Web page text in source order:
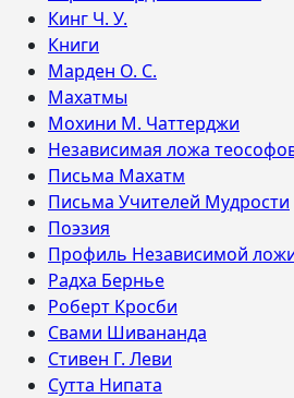
Кинг Ч. У.
Книги
Марден О. С.
Махатмы
Мохини М. Чаттерджи
Независимая ложа
Письма Махатм
Письма Учителей Мудрости
Поэзия
Профиль Независимой
Радха Бернье
Роберт Кросби
Свами Шивананда
Стивен Г. Леви
Сутта Нипата